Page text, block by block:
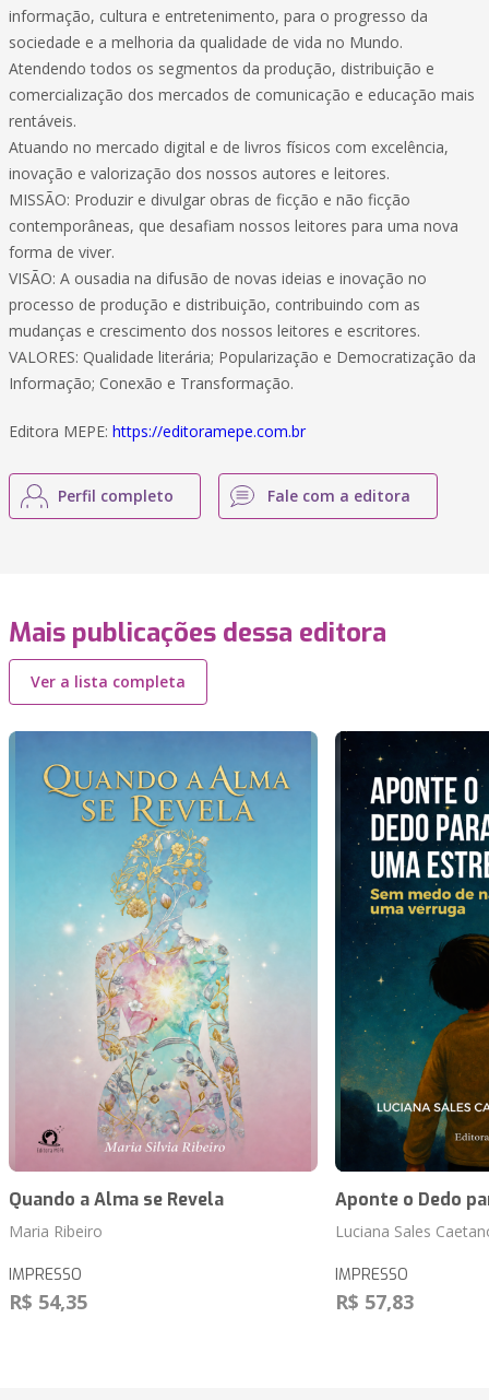
informação, cultura e entretenimento, para o progresso da
sociedade e a melhoria da qualidade de vida no Mundo.
Atendendo todos os segmentos da produção, distribuição e
comercialização dos mercados de comunicação e educação mais
rentáveis.
Atuando no mercado digital e de livros físicos com excelência,
inovação e valorização dos nossos autores e leitores.
MISSÃO: Produzir e divulgar obras de ficção e não ficção
contemporâneas, que desafiam nossos leitores para uma nova
forma de viver.
VISÃO: A ousadia na difusão de novas ideias e inovação no
processo de produção e distribuição, contribuindo com as
mudanças e crescimento dos nossos leitores e escritores.
VALORES: Qualidade literária; Popularização e Democratização da
Informação; Conexão e Transformação.
Editora MEPE: https://editoramepe.com.br
Perfil completo Fale com a editora
Mais publicações dessa editora
Ver a lista completa
Quando a Alma se Revela
Maria Ribeiro
IMPRESSO
R$ 54,35
Aponte o Dedo
Luciana Sales
IMPRESSO
R$ 57,83